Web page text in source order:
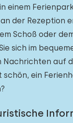
einem
der Rezeption
Schoß oder
sich im
Nachrichten auf
ein